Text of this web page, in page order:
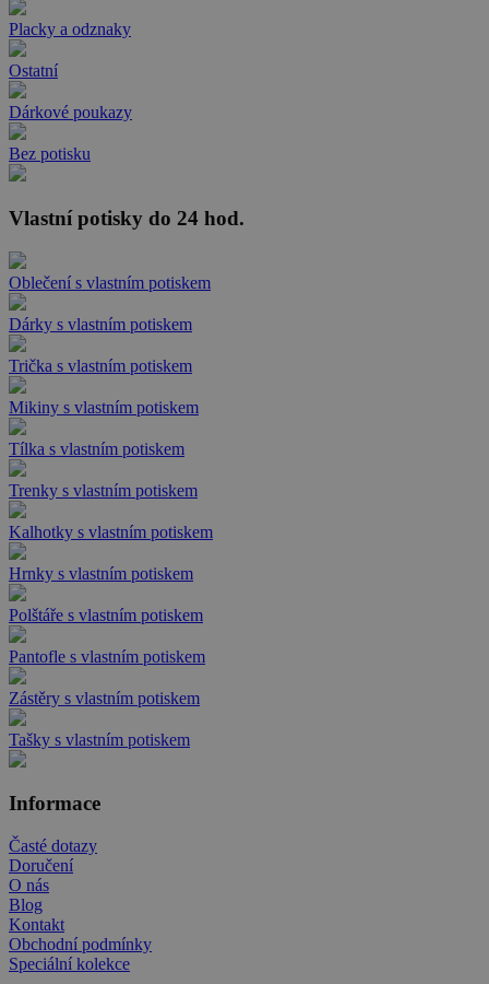
Placky a odznaky
Ostatní
Dárkové poukazy
Bez potisku
Vlastní potisky do 24 hod.
Oblečení s vlastním potiskem
Dárky s vlastním potiskem
Trička s vlastním potiskem
Mikiny s vlastním potiskem
Tílka s vlastním potiskem
Trenky s vlastním potiskem
Kalhotky s vlastním potiskem
Hrnky s vlastním potiskem
Polštáře s vlastním potiskem
Pantofle s vlastním potiskem
Zástěry s vlastním potiskem
Tašky s vlastním potiskem
Informace
Časté dotazy
Doručení
O nás
Blog
Kontakt
Obchodní podmínky
Speciální kolekce